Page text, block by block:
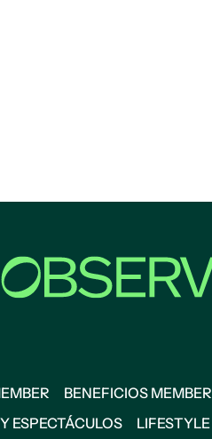
BENEFICIOS MEMBER
ESPECTÁCULOS
LIFESTYLE